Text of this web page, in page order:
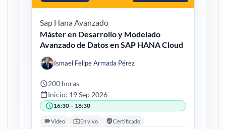
Sap Hana Avanzado
Máster en Desarrollo y Modelado
Avanzado de Datos en SAP HANA Cloud
Ismael Felipe Armada Pérez
200 horas
Inicio: 19 Sep 2026
16:30 – 18:30
Video En vivo Certificado